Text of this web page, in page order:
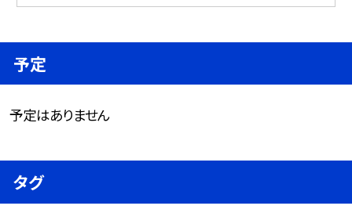
予定
予定はありません
タグ